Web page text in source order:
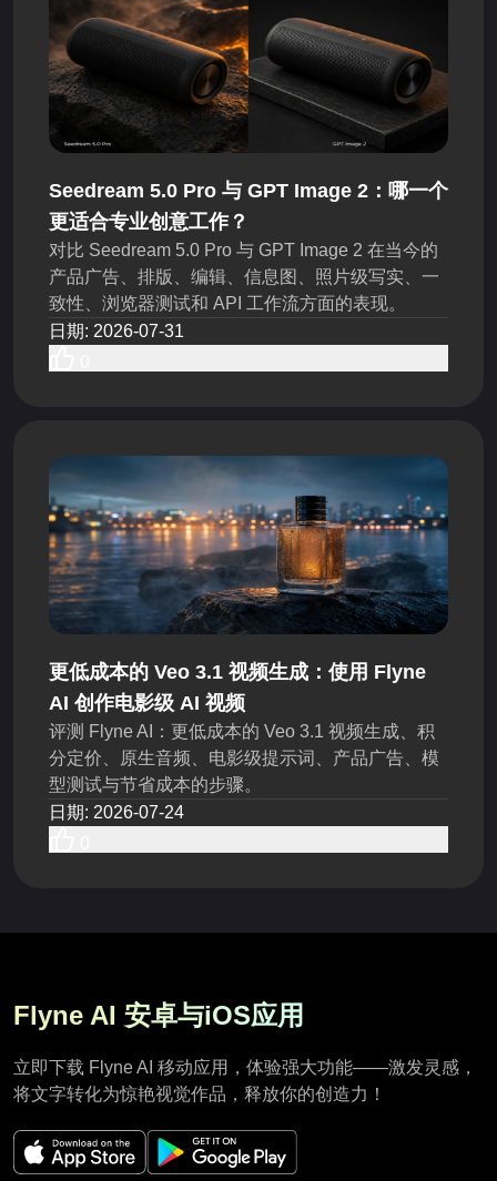
Seedream 5.0 Pro 与 GPT Image 2：哪一个
更适合专业创意工作？
对比 Seedream 5.0 Pro 与 GPT Image 2 在当今的
产品广告、排版、编辑、信息图、照片级写实、一
致性、浏览器测试和 API 工作流方面的表现。
日期: 2026-07-31
更低成本的 Veo 3.1 视频生成：使用 Flyne
AI 创作电影级 AI 视频
评测 Flyne AI：更低成本的 Veo 3.1 视频生成、积
分定价、原生音频、电影级提示词、产品广告、模
型测试与节省成本的步骤。
日期: 2026-07-24
Flyne AI 安卓与iOS应用
立即下载 Flyne AI 移动应用，体验强大功能——激发灵感，
将文字转化为惊艳视觉作品，释放你的创造力！